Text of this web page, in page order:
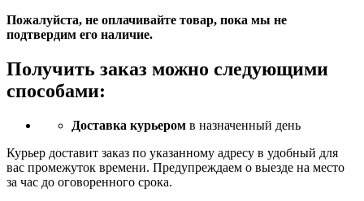
Пожалуйста, не оплачивайте товар, пока мы не
подтвердим его наличие.
Получить заказ можно следующими
способами:
Доставка курьером в назначенный день
Курьер доставит заказ по указанному адресу в удобный для
вас промежуток времени. Предупреждаем о выезде на место
за час до оговоренного срока.